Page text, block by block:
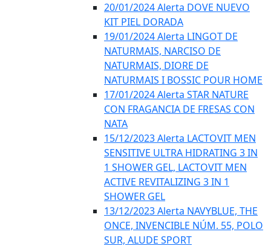
20/01/2024 Alerta DOVE NUEVO
KIT PIEL DORADA
19/01/2024 Alerta LINGOT DE
NATURMAIS, NARCISO DE
NATURMAIS, DIORE DE
NATURMAIS I BOSSIC POUR HOME
17/01/2024 Alerta STAR NATURE
CON FRAGANCIA DE FRESAS CON
NATA
15/12/2023 Alerta LACTOVIT MEN
SENSITIVE ULTRA HIDRATING 3 IN
1 SHOWER GEL, LACTOVIT MEN
ACTIVE REVITALIZING 3 IN 1
SHOWER GEL
13/12/2023 Alerta NAVYBLUE, THE
ONCE, INVENCIBLE NÚM. 55, POLO
SUR, ALUDE SPORT